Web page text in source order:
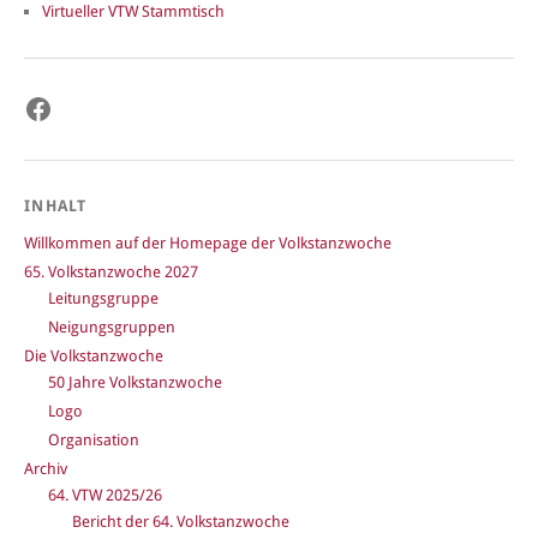
Virtueller VTW Stammtisch
Facebook
INHALT
Willkommen auf der Homepage der Volkstanzwoche
65. Volkstanzwoche 2027
Leitungsgruppe
Neigungsgruppen
Die Volkstanzwoche
50 Jahre Volkstanzwoche
Logo
Organisation
Archiv
64. VTW 2025/26
Bericht der 64. Volkstanzwoche